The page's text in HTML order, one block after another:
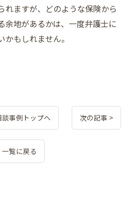
れますが、どのような保険から
余地があるかは、一度弁護士に
もしれません。
談事例トップへ 次の記事 >
一覧に戻る